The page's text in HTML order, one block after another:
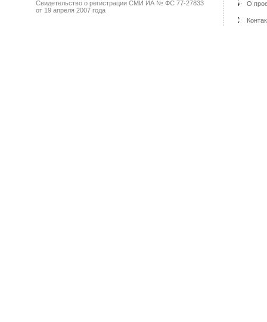
Свидетельство о регистрации СМИ ИА № ФС 77-27833
от 19 апреля 2007 года
О